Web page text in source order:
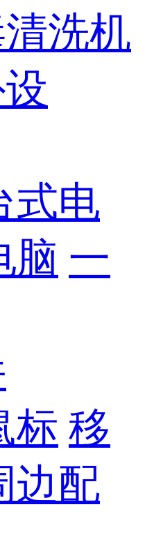
洗机
式电
脑 一
标 移
边配